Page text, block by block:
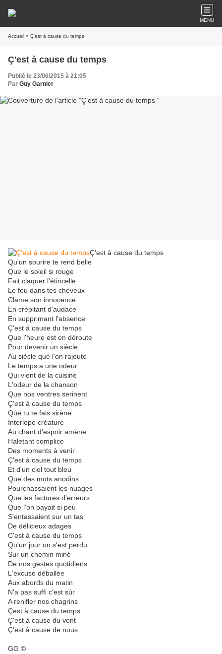
MENU
Accueil » Ç'est à cause du temps
Ç'est à cause du temps
Publié le 23/06/2015 à 21:05
Par Guy Garnier
Ç'est à cause du temps
Qu'un sourire te rend belle
Que le soleil si rouge
Fait claquer l'étincelle
Le feu dans tes cheveux
Clame son innocence
En crépitant d'audace
En supprimant l'absence
Ç'est à cause du temps
Que l'heure est en déroute
Pour devenir un siècle
Au siècle que l'on rajoute
Le temps a une odeur
Qui vient de la cuisine
L'odeur de la chanson
Que nos ventres serinent
Ç'est à cause du temps
Que tu te fais sirène
Interlope créature
Au chant d'espoir amène
Haletant complice
Des moments à venir
Ç'est à cause du temps
Et d'un ciel tout bleu
Que des mots anodins
Pourchassaient les nuages
Que les factures d'erreurs
Que l'on payait si peu
S'entassaient sur un tas
De délicieux adages
C'est à cause du temps
Qu'un jour on s'est perdu
Sur un chemin miné
De nos gestes quotidiens
L'excuse déballée
Aux abords du matin
N'a pas suffi c'est sûr
A renifler nos chagrins
Çest à cause du temps
Ç'est à cause du vent
Ç'est à cause de nous
GG ©